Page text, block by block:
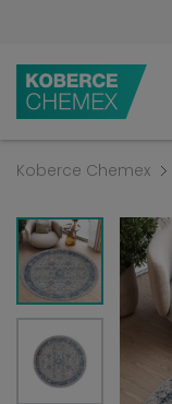
Koberce Chemex